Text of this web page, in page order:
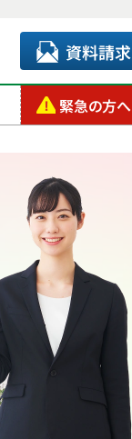
資料請求
緊急の方へ